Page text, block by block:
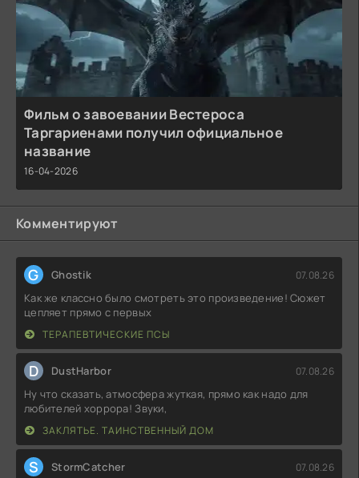
Фильм о завоевании Вестероса
Таргариенами получил официальное
название
16-04-2026
Комментируют
G Ghostik 07.08.26
Как же классно было смотреть это произведение! Сюжет
цепляет прямо с первых
ТЕРАПЕВТИЧЕСКИЕ ПСЫ
D DustHarbor 07.08.26
Ну что сказать, атмосфера жуткая, прямо как надо для
любителей хоррора! Звуки,
ЗАКЛЯТЬЕ. ТАИНСТВЕННЫЙ ДОМ
S StormCatcher 07.08.26